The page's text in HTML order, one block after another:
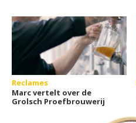
Reclames
Marc vertelt over de
Grolsch Proefbrouwerij